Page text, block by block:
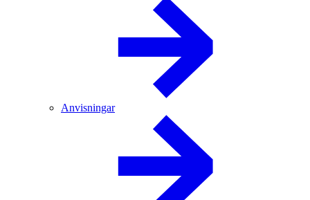
Anvisningar